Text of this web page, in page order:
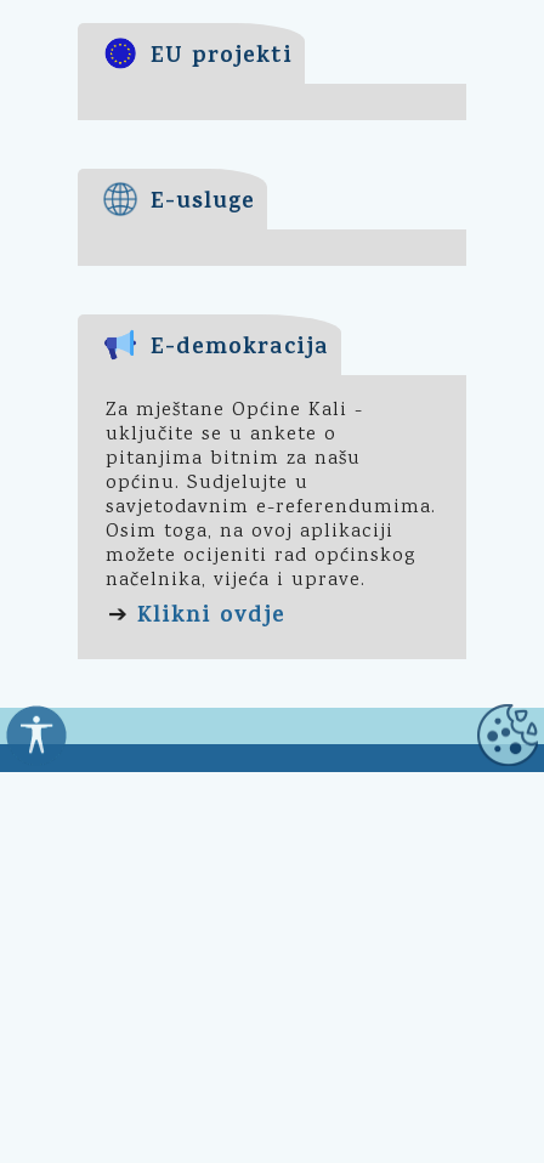
EU projekti
E-usluge
E-demokracija
Za mještane Općine Kali -
uključite se u ankete o
pitanjima bitnim za našu
općinu. Sudjelujte u
savjetodavnim e-referendumima.
Osim toga, na ovoj aplikaciji
možete ocijeniti rad općinskog
načelnika, vijeća i uprave.
➔ Klikni ovdje